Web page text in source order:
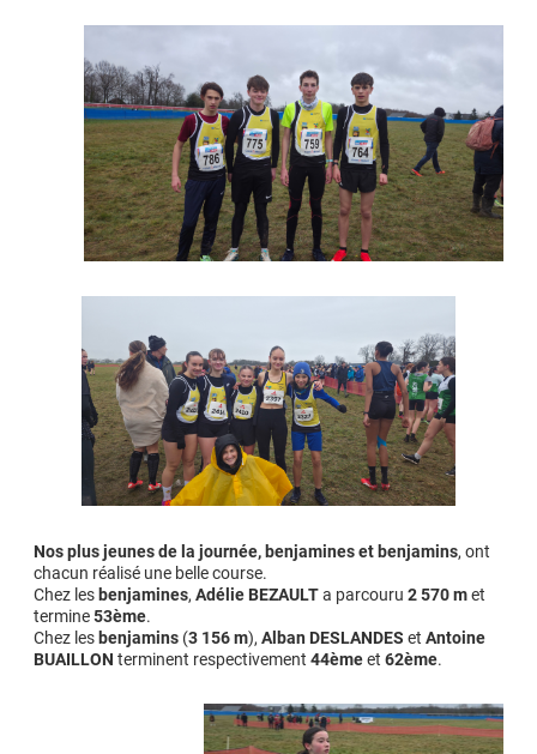
Nos plus jeunes de la journée, benjamines et benjamins, ont
chacun réalisé une belle course.
Chez les benjamines, Adélie BEZAULTa parcouru 2 570 met
termine53ème.
Chez les benjamins (3 156 m), Alban DESLANDES et Antoine
BUAILLON terminent respectivement 44èmeet 62ème.